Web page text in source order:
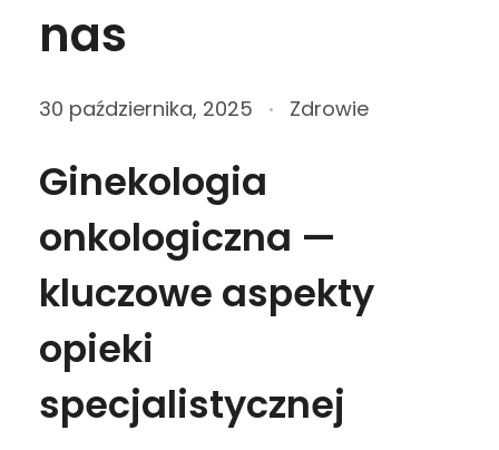
nas
30 października, 2025 Zdrowie
Ginekologia
onkologiczna —
kluczowe aspekty
opieki
specjalistycznej